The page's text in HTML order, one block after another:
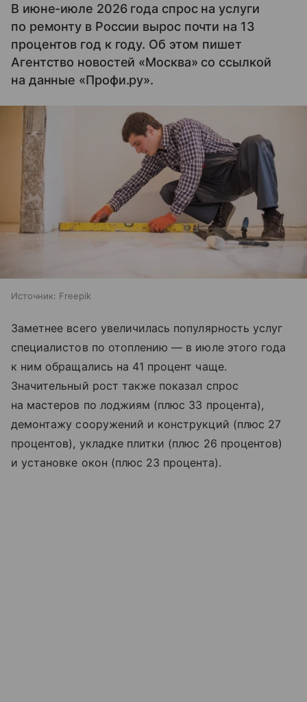
В июне-июле 2026 года спрос на услуги
по ремонту в России вырос почти на 13
процентов год к году. Об этом пишет
Агентство новостей «Москва» со ссылкой
на данные «Профи.ру».
Источник: Freepik
Заметнее всего увеличилась популярность услуг
специалистов по отоплению — в июле этого года
к ним обращались на 41 процент чаще.
Значительный рост также показал спрос
на мастеров по лоджиям (плюс 33 процента),
демонтажу сооружений и конструкций (плюс 27
процентов), укладке плитки (плюс 26 процентов)
и установке окон (плюс 23 процента).